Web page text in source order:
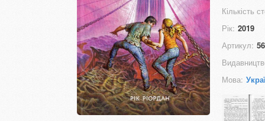
Кількість
Рік: 2019
Артикул:
Мова: